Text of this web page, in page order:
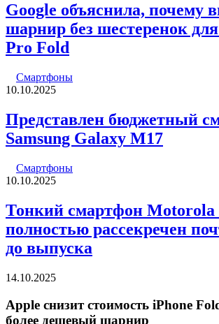
Google объяснила, почему
шарнир без шестеренок
Pro Fold
Смартфоны
10.10.2025
Представлен бюджетный
Samsung Galaxy M17
Смартфоны
10.10.2025
Тонкий смартфон Motorola
полностью рассекречен
до выпуска
14.10.2025
Apple снизит стоимость iPhone
более дешевый шарнир